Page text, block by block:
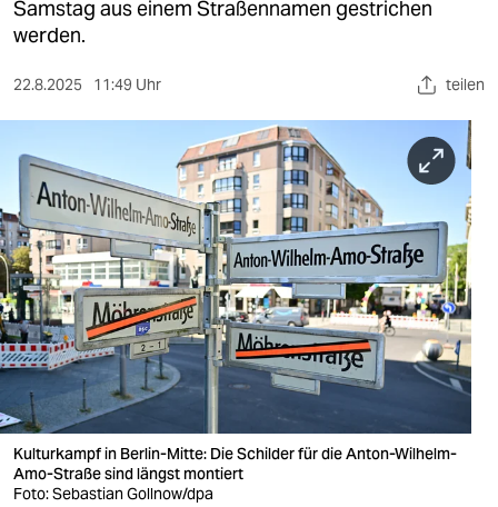
sport
berlin
nord
wahrheit
verlag
verlag
veranstaltungen
shop
fragen & hilfe
unterstützen
Samstag aus einem Straßennamen gestrichen
werden.
22.8.2025 11:49 Uhr teilen
Kulturkampf in Berlin-Mitte: Die Schilder für die Anton-Wilhelm-
Amo-Straße sind längst montiert
Foto: Sebastian Gollnow/dpa